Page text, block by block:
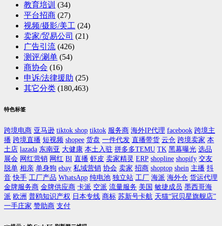
教育培训 (34)
平台招商 (27)
视频/摄影/美工 (24)
卖家/贸易公司 (21)
广告引流 (426)
测评/涮单 (54)
商协会 (16)
申诉/法律援助 (25)
其它分类 (180,463)
特色标签
跨境电商 亚马逊 tiktok shop tiktok 服务商 海外IP代理 facebook 跨境主
播 跨境直播 短视频 shopee 货盘 一件代发 直播带货 云仓 跨境卖家 本
土店 lazada 东南亚 大健康 本土入驻 拼多多TEMU TK 黑幕曝光 选品
展会 网红营销 网红 BI 直播 虾皮 卖家精灵 ERP shopline shopify 交友
脱单 相亲 单身狗 ebay 私域营销 协会 卖家 招商 shoptop shein 主播 抖
音 快手 工厂产品 WhatsApp 纯电池 独立站 工厂 海派 海外仓 货运代理
金牌服务商 金牌供应商 卡派 空派 流量服务 美国 敏捷成员 墨西哥海
派 欧洲 普鸥知识产权 日本专线 商标 苏新号卡航 天猫“冠贝星旗舰店”
一手庄家 赞助商 支付